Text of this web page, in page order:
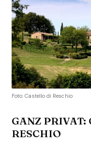
Foto: Castello di Reschio
GANZ PRIVAT:
RESCHIO